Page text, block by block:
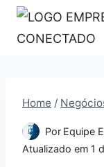
Pular
para
Home /
Por Equipe
Atualizado em 1